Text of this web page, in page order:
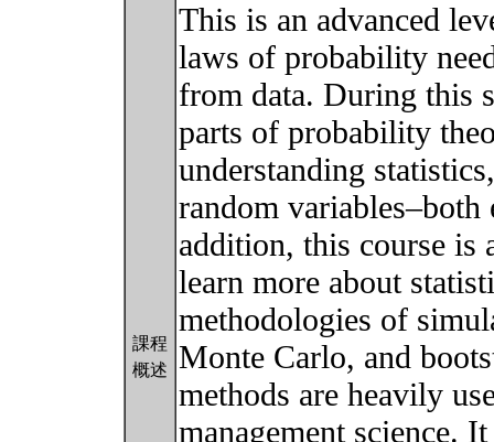
課程
概述
This is an advanced
laws of probability
from data. During this
parts of probability
understanding
random variables–both
addition, this course is
learn more about
methodologies of
Monte Carlo, and
methods are heavily
management science.